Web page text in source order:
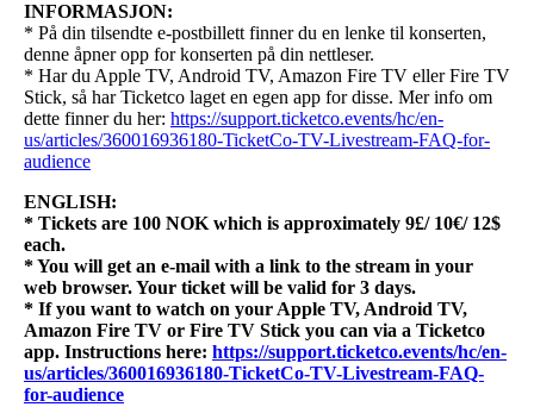
INFORMASJON:
* På din tilsendte e-postbillett finner du en lenke til konserten,
denne åpner opp for konserten på din nettleser.
* Har du Apple TV, Android TV, Amazon Fire TV eller Fire TV
Stick, så har Ticketco laget en egen app for disse. Mer info om
dette finner du her: https://support.ticketco.events/hc/en-
us/articles/360016936180-TicketCo-TV-Livestream-FAQ-for-
audience
ENGLISH:
* Tickets are 100 NOK which is approximately 9£/ 10€/ 12$
each.
* You will get an e-mail with a link to the stream in your
web browser. Your ticket will be valid for 3 days.
* If you want to watch on your Apple TV, Android TV,
Amazon Fire TV or Fire TV Stick you can via a Ticketco
app. Instructions here: https://support.ticketco.events/hc/en-
us/articles/360016936180-TicketCo-TV-Livestream-FAQ-
for-audience